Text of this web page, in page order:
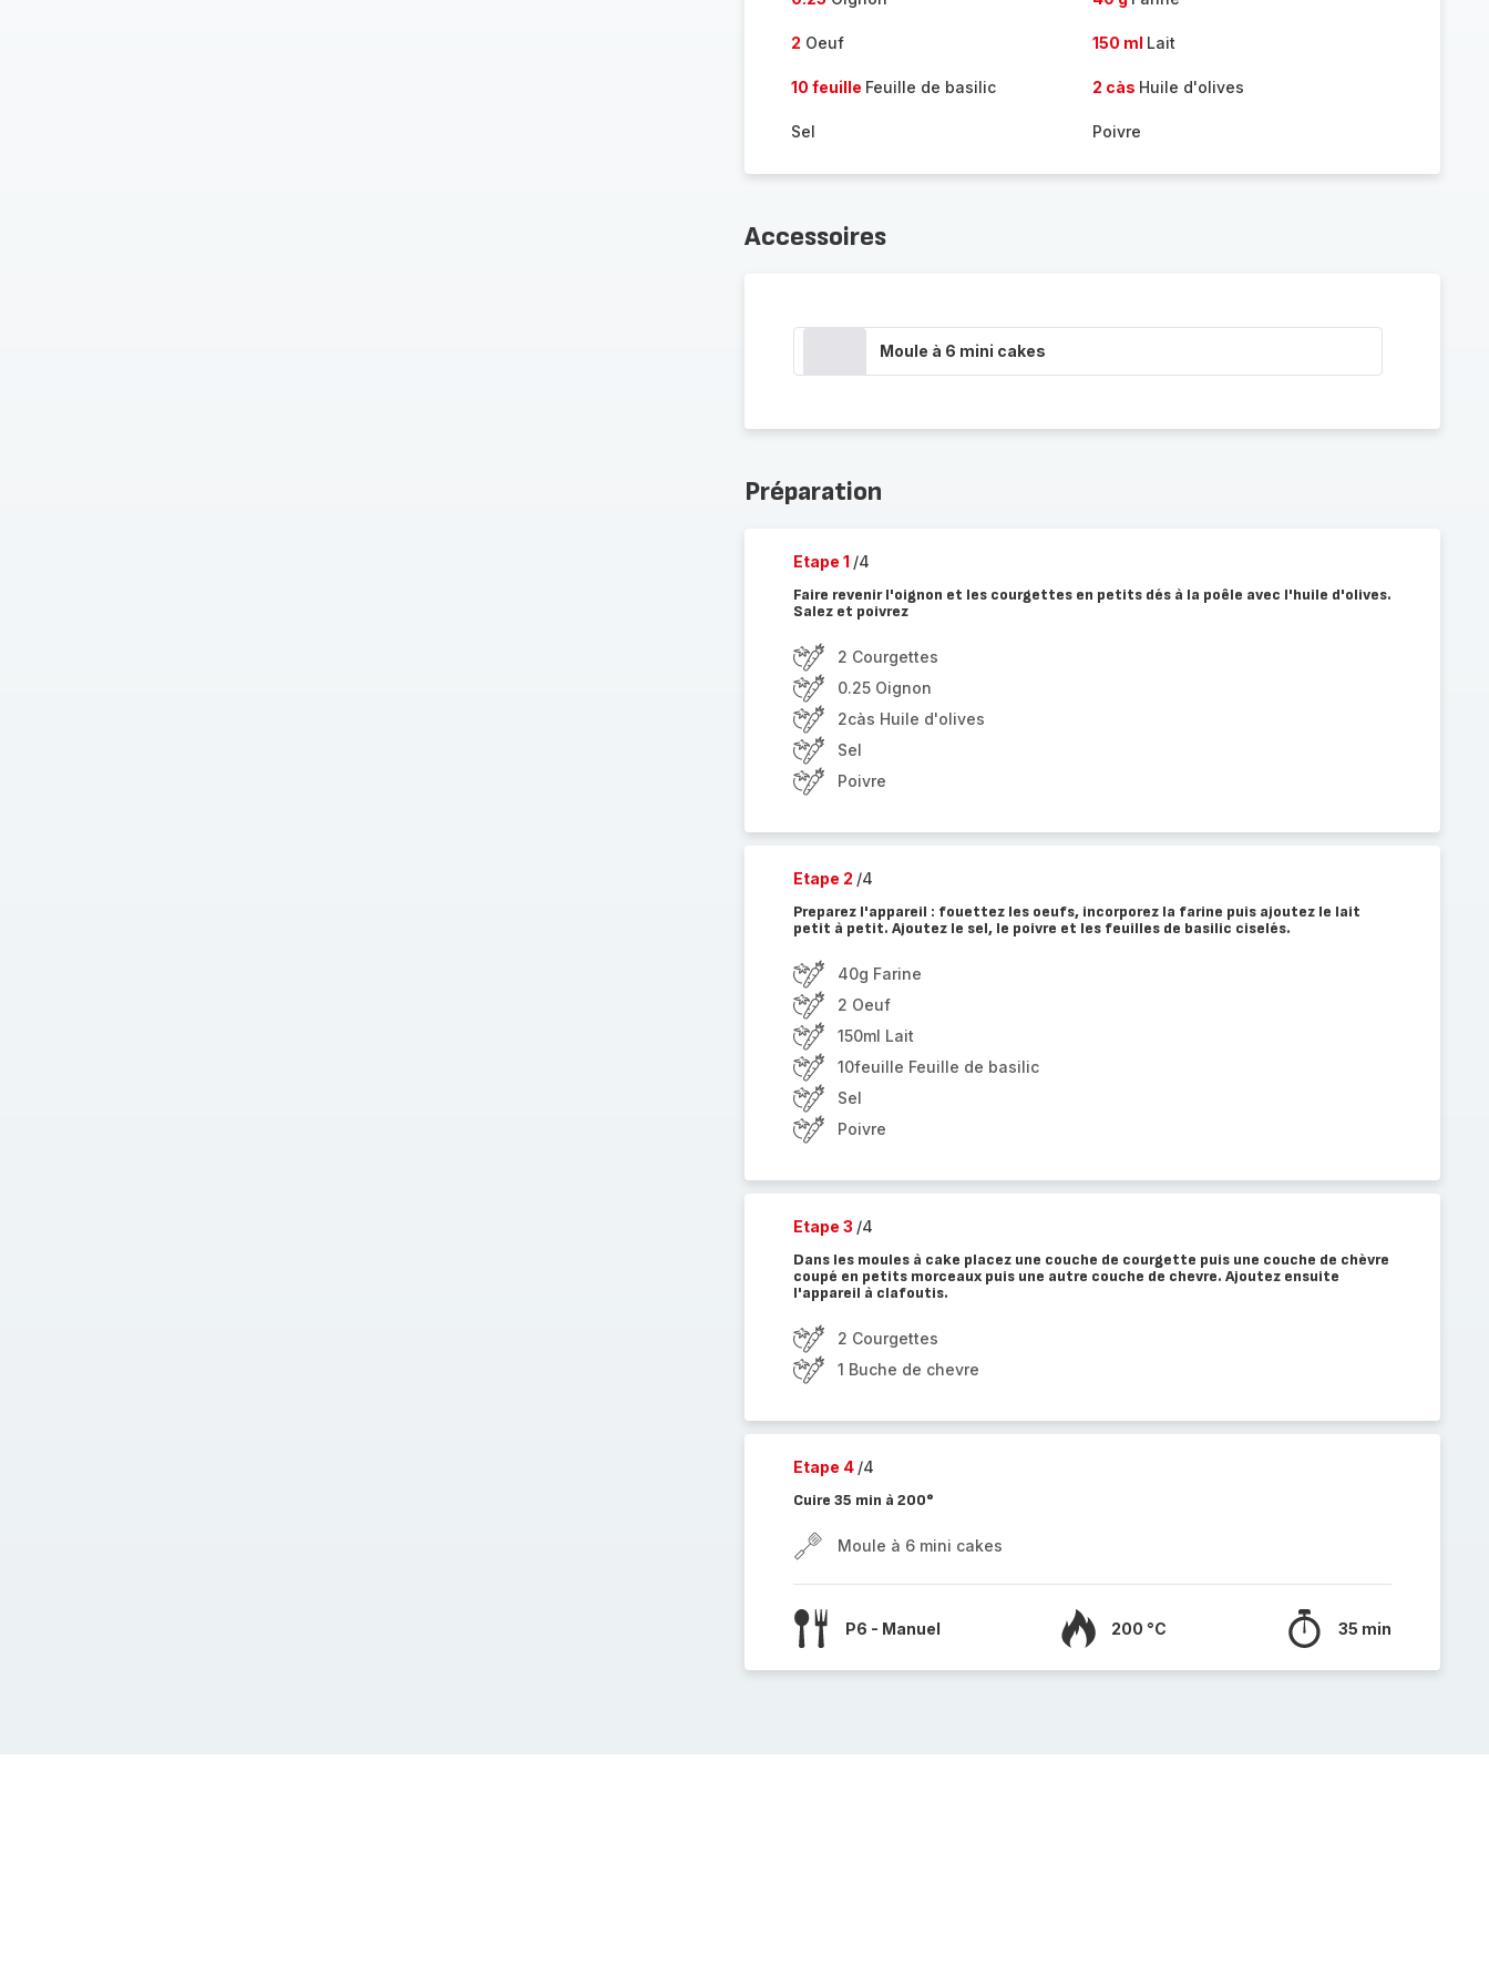
2 Oeuf 150 ml Lait
10 feuille Feuille de basilic 2 càs Huile d'olives
Sel Poivre
Accessoires
Moule à 6 mini cakes
Préparation
Etape 1 /4
Faire revenir l'oignon et les courgettes en petits dés à la poêle avec l'huile d'olives.
Salez et poivrez
2 Courgettes
0.25 Oignon
2càs Huile d'olives
Sel
Poivre
Etape 2 /4
Preparez l'appareil : fouettez les oeufs, incorporez la farine puis ajoutez le lait
petit à petit. Ajoutez le sel, le poivre et les feuilles de basilic ciselés.
40g Farine
2 Oeuf
150ml Lait
10feuille Feuille de basilic
Sel
Poivre
Etape 3 /4
Dans les moules à cake placez une couche de courgette puis une couche de chèvre
coupé en petits morceaux puis une autre couche de chevre. Ajoutez ensuite
l'appareil à clafoutis.
2 Courgettes
1 Buche de chevre
Etape 4 /4
Cuire 35 min à 200°
Moule à 6 mini cakes
P6 - Manuel 200 °C 35 min